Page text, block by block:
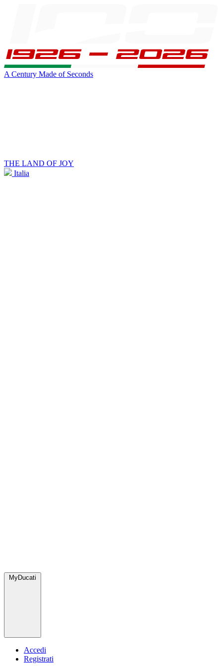
A Century Made of Seconds
THE LAND OF JOY
Italia
MyDucati
Accedi
Registrati